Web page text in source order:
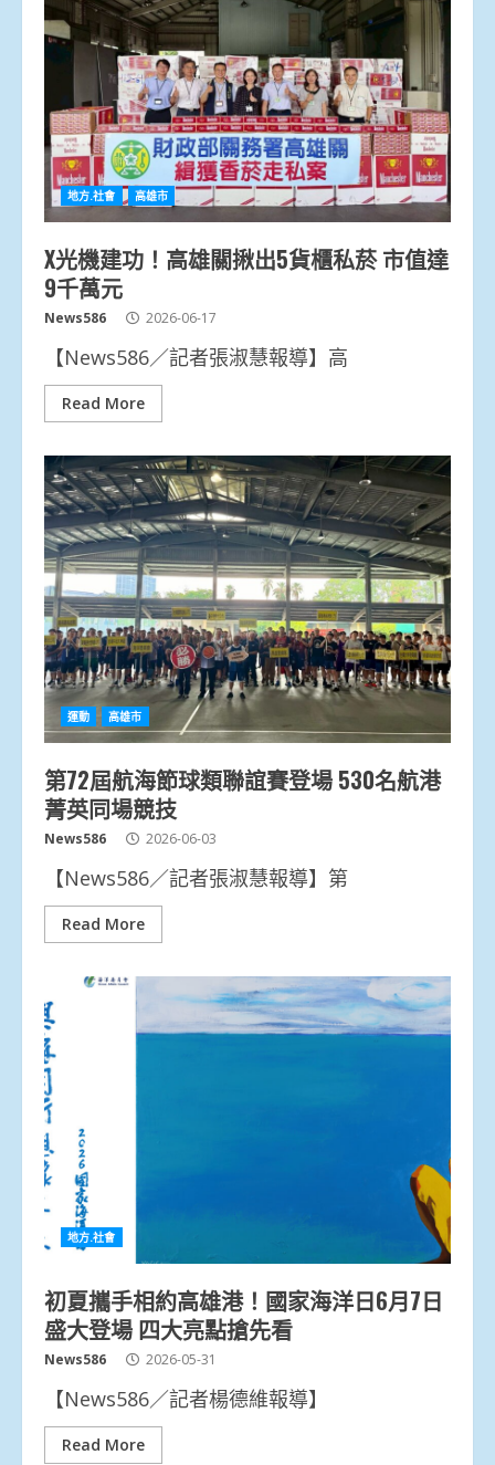
地方.社會 高雄市
X光機建功！高雄關揪出5貨櫃私菸 市值達
9千萬元
News586 2026-06-17
【News586／記者張淑慧報導】高
Read More
運動 高雄市
第72屆航海節球類聯誼賽登場 530名航港
菁英同場競技
News586 2026-06-03
【News586／記者張淑慧報導】第
Read More
地方.社會
初夏攜手相約高雄港！國家海洋日6月7日
盛大登場 四大亮點搶先看
News586 2026-05-31
【News586／記者楊德維報導】
Read More